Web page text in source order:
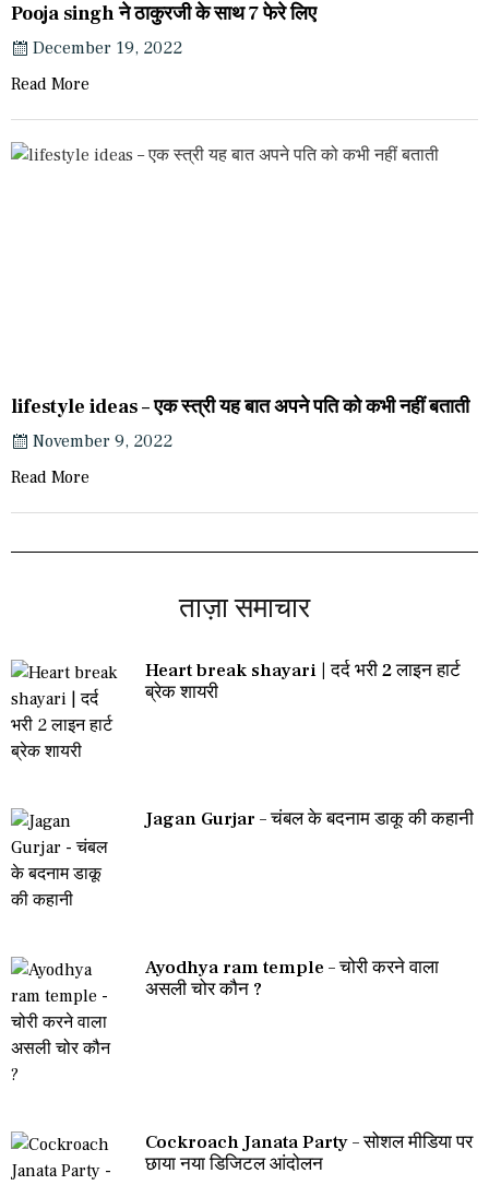
Pooja singh ने ठाकुरजी के साथ 7 फेरे लिए
December 19, 2022
Read More
lifestyle ideas – एक स्त्री यह बात अपने पति को कभी नहीं बताती
November 9, 2022
Read More
ताज़ा समाचार
Heart break shayari | दर्द भरी 2 लाइन हार्ट
ब्रेक शायरी
Jagan Gurjar – चंबल के बदनाम डाकू की कहानी
Ayodhya ram temple – चोरी करने वाला
असली चोर कौन ?
Cockroach Janata Party – सोशल मीडिया पर
छाया नया डिजिटल आंदोलन